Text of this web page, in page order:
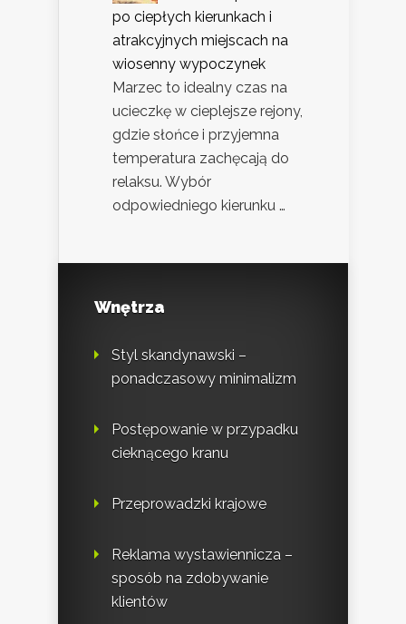
po ciepłych kierunkach i
atrakcyjnych miejscach na
wiosenny wypoczynek
Marzec to idealny czas na
ucieczkę w cieplejsze rejony,
gdzie słońce i przyjemna
temperatura zachęcają do
relaksu. Wybór
odpowiedniego kierunku …
Wnętrza
Styl skandynawski –
ponadczasowy minimalizm
Postępowanie w przypadku
cieknącego kranu
Przeprowadzki krajowe
Reklama wystawiennicza –
sposób na zdobywanie
klientów